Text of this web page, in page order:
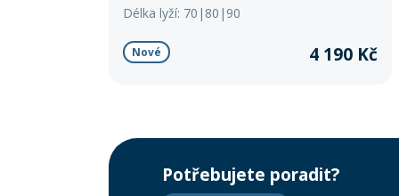
zaoblená pata zajišťují stabilitu, snadné oblouky i
bezpečné brzdění.
Délka lyží: 70|80|90
Nové 4 190 Kč
Potřebujete poradit?